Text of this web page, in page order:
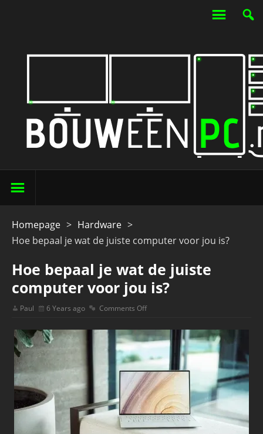
Homepage > Hardware >
Hoe bepaal je wat de juiste computer voor jou is?
Hoe bepaal je wat de juiste
computer voor jou is?
Paul 6 Years ago Comments Off